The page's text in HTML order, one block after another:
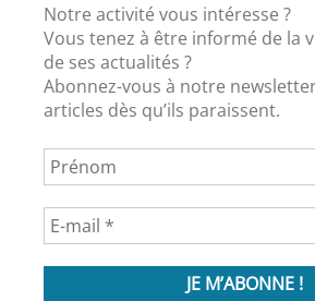
Notre activité vous intéresse ?
Vous tenez à être informé de la
de ses actualités ?
Abonnez-vous à notre
articles dès qu’ils paraissent.